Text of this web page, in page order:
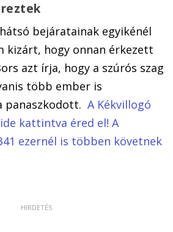
bejáratainak egyikénél
kizárt, hogy onnan érkezett
azt írja, hogy a szúrós szag
több ember is
A Kékvillogó
kattintva éred el! A
ezernél is többen követnek